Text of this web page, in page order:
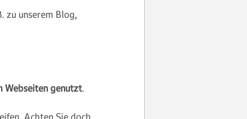
zu unserem Blog,
Webseiten genutzt.
Achten Sie doch